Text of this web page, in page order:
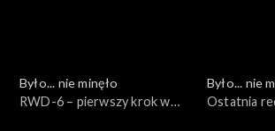
Było... nie minęło
RWD-6 – pierwszy krok w
Było... nie
Ostatnia